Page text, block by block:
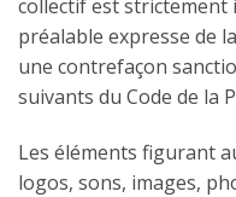
collectif est
préalable expresse de
une contrefaçon
suivants du Code de la
Les éléments figurant
logos, sons, images,